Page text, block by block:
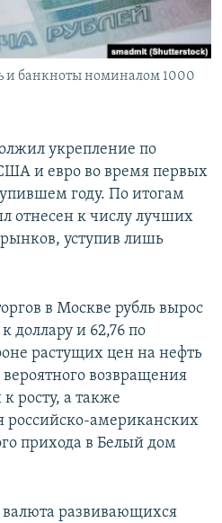
и банкноты номиналом 1000
укрепление по
и евро во время первых
году. По итогам
отнесен к числу лучших
уступив лишь
в Москве рубль вырос
доллару и 62,76 по
растущих цен на нефть
возвращения
росту, а также
российско-американских
прихода в Белый дом
развивающихся